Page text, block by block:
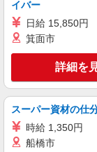
キー
ランスタッド株式
イバー
日給 15,850円
箕面市
詳細を
スーパー資材の仕
時給 1,350円
船橋市